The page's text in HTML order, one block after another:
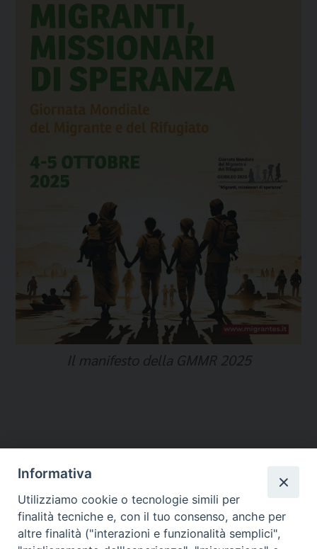
Il manifesto della GMMR 2025
Temi:
GIORNATA MONDIALE DEL MIGRANTE E DEL RIFUGIATO
GIUBILEO 2025
Informativa
Utilizziamo cookie o tecnologie simili per
finalità tecniche e, con il tuo consenso, anche per
altre finalità ("interazioni e funzionalità semplici",